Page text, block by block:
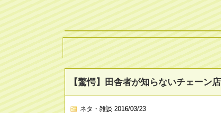
【驚愕】田舎者が知らないチェーン
ネタ・雑談 2016/03/23